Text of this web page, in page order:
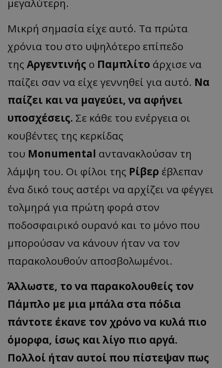
μεγαλύτερη.
Μικρή σημασία είχε αυτό. Τα πρώτα
χρόνια του στο υψηλότερο επίπεδο
της Αργεντινής ο Παμπλίτο άρχισε να
παίζει σαν να είχε γεννηθεί για αυτό. Να
παίζει και να μαγεύει, να αφήνει
υποσχέσεις. Σε κάθε του ενέργεια οι
κουβέντες της κερκίδας
του Monumental αντανακλούσαν τη
λάμψη του. Οι φίλοι της Ρίβερ έβλεπαν
ένα δικό τους αστέρι να αρχίζει να φέγγει
τολμηρά για πρώτη φορά στον
ποδοσφαιρικό ουρανό και το μόνο που
μπορούσαν να κάνουν ήταν να τον
παρακολουθούν αποσβολωμένοι.
Άλλωστε, το να παρακολουθείς τον
Πάμπλο με μια μπάλα στα πόδια
πάντοτε έκανε τον χρόνο να κυλά πιο
όμορφα, ίσως και λίγο πιο αργά.
Πολλοί ήταν αυτοί που πίστεψαν πως